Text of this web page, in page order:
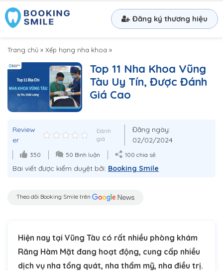
Đăng ký thương hiệu
Trang chủ » Xếp hạng nha khoa »
Top 11 Nha Khoa Vũng
Tàu Uy Tín, Được Đánh
Giá Cao
Review
er
Đánh
giá
Đăng ngày:
02/02/2024
350 50 Bình luận 100 chia sẻ
Bài viết được kiểm duyệt bởi: Booking Smile
Theo dõi Booking Smile trên
Hiện nay tại Vũng Tàu có rất nhiều phòng khám
Răng Hàm Mặt đang hoạt động, cung cấp nhiều
dịch vụ nha tổng quát, nha thẩm mỹ, nha điều trị.